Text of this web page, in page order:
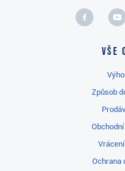
Vše
Způsob
Ochrana